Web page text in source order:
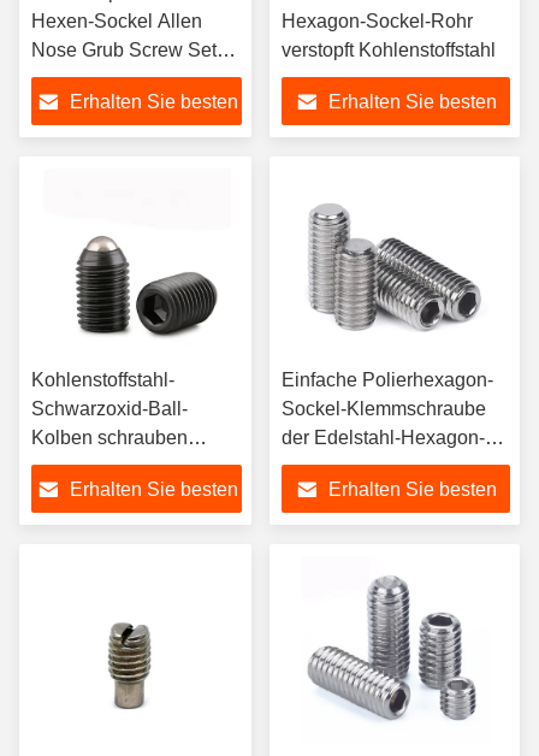
Hexen-Sockel Allen
Nose Grub Screw Set
der flacher Punkt-hohler
Hexagon-
Klemmschrauben-
Erhalten Sie besten
Hexagon-Sockel-Rohr
verstopft Kohlenstoffstahl
Erhalten Sie besten
Kohlenstoffstahl-
Schwarzoxid-Ball-
Kolben schrauben
kopflose gekerbte Ball-
Punkt-Klemmschraube
Erhalten Sie besten
Einfache Polierhexagon-
Sockel-Klemmschraube
der Edelstahl-Hexagon-
Sockel-Klemmschrauben-
DIN916Erhalten Sie besten